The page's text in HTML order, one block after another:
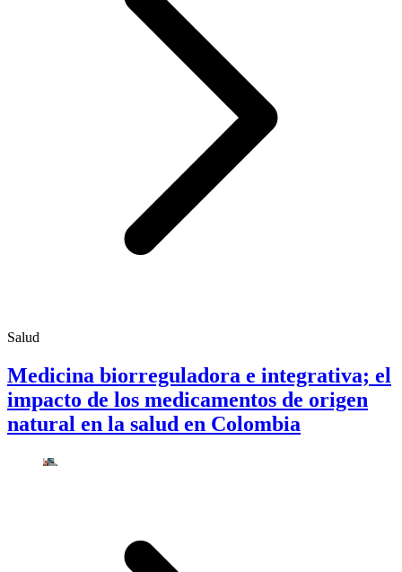
Salud
Medicina biorreguladora e integrativa; el
impacto de los medicamentos de origen
natural en la salud en Colombia